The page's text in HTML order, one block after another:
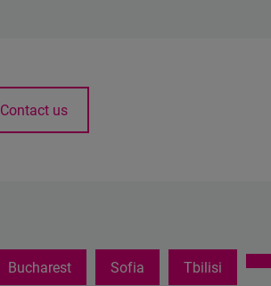
Contact us
Bucharest Sofia Tbilisi